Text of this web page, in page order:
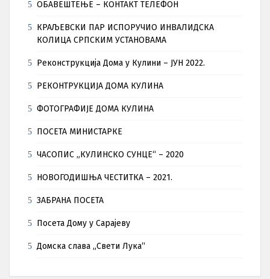
ОБАВЕШТЕЊЕ – КОНТАКТ ТЕЛЕФОН
КРАЉЕВСКИ ПАР ИСПОРУЧИО ИНВАЛИДСКА
КОЛИЦА СРПСКИМ УСТАНОВАМА
Реконструкција Дома у Кулини – ЈУН 2022.
РЕКОНТРУКЦИЈА ДОМА КУЛИНА
ФОТОГРАФИЈЕ ДОМА КУЛИНА
ПОСЕТА МИНИСТАРКЕ
ЧАСОПИС „КУЛИНСКО СУНЦЕ“ – 2020
НОВОГОДИШЊА ЧЕСТИТКА – 2021.
ЗАБРАНА ПОСЕТА
Посета Дому у Сарајеву
Домска слава „Свети Лука“